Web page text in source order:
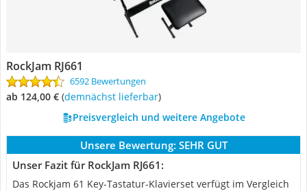
RockJam RJ661
6592 Bewertungen
ab 124,00 € ( Demnächst lieferbar)
Preisvergleich und weitere Angebote
Unsere Bewertung: SEHR GUT
Unser Fazit für RockJam RJ661:
Das Rockjam 61 Key-Tastatur-Klavierset verfügt im Vergleich